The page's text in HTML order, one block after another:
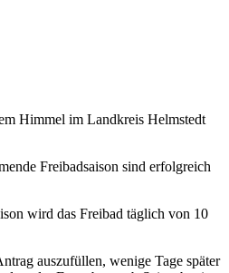
Himmel im Landkreis Helmstedt
Freibadsaison sind erfolgreich
wird das Freibad täglich von 10
auszufüllen, wenige Tage später